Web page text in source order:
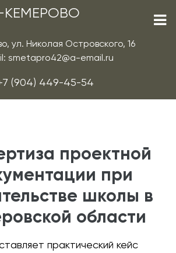
ул. Николая Островского, 16
smetapro42@a-email.ru
(904) 449-45-54
проектной
при
школы в
области
практический кейс